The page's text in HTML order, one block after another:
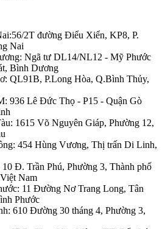
2T đường Điểu Xiển, KP8, P.
Nai
Ngã tư DL14/NL12 - Mỹ Phước
Bình Dương
QL91B, P.Long Hòa, Q.Bình Thủy,
936 Lê Đức Thọ - P15 - Quận Gò
1615 Võ Nguyên Giáp, Phường 12,
454 Hùng Vương, Thị trấn Di Linh,
Đ. Trần Phú, Phường 3, Thành phố
Nam
11 Đường Nơ Trang Long, Tân
Phước
610 Đường 30 tháng 4, Phường 3,